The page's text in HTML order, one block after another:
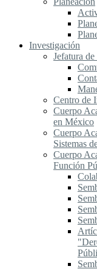
Investigación
Jefatura
Centro de
Cuerpo
en México
Cuerpo
Sistemas
Cuerpo
Función